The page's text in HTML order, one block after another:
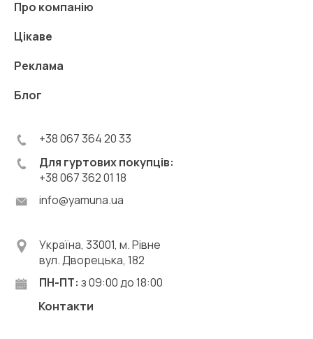
+38 067 364 20 33
Для гуртових покупців:
+38 067 362 01 18
info@yamuna.ua
Про компанію
Цікаве
Реклама
Блог
Україна, 33001, м. Рівне
вул. Дворецька, 182
ПН-ПТ: з 09:00 до 18:00
Контакти